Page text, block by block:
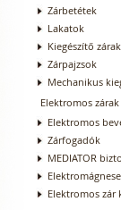
Zárbetétek
Lakatok
Kiegészítő zárak
Zárpajzsok
Mechanikus
Elektromos zárak
Elektromos
Zárfogadók
MEDIATOR
Elektromos zár